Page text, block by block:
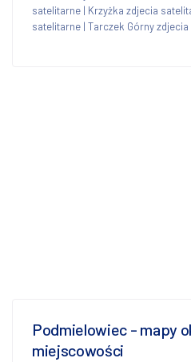
satelitarne | Krzyżka zdjecia
satelitarne | Tarczek Górny
Podmielowiec - mapy
miejscowości